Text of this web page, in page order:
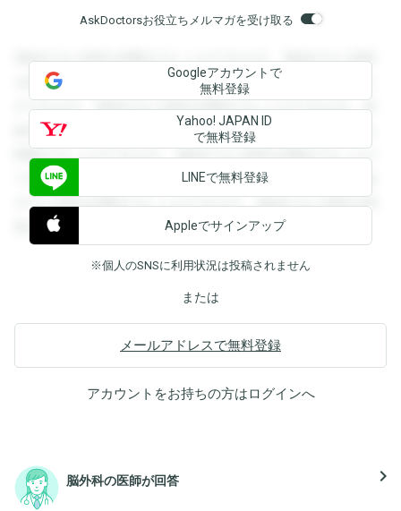
AskDoctorsお役立ちメルマガを受け取る
登録すると回答を閲覧することができます。登録すると回答
を閲覧することができます。登録すると回答を閲覧すること
ができます。登録すると回答を閲覧することができます。登
録すると回答を閲覧することができます。登録すると回答を
閲覧することができます。登録すると回答を閲覧することが
できます。登録すると回答を閲覧することができます。登録
すると回答を閲覧することができます。登録すると回答を閲
覧することができます。
Googleアカウントで
無料登録
Yahoo! JAPAN ID
で無料登録
LINEで無料登録
Appleでサインアップ
※個人のSNSに利用状況は投稿されません
または
メールアドレスで無料登録
アカウントをお持ちの方はログインへ
脳外科の医師が回答 navigate_next